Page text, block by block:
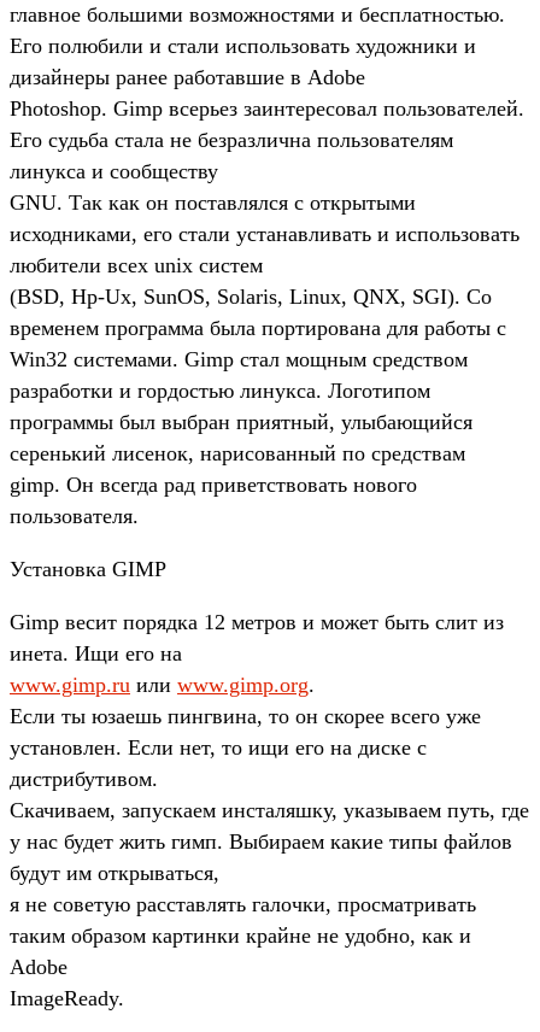
главное большими возможностями и бесплатностью.
Его полюбили и стали использовать художники и
дизайнеры ранее работавшие в Adobe
Photoshop. Gimp всерьез заинтересовал пользователей.
Его судьба стала не безразлична пользователям
линукса и сообществу
GNU. Так как он поставлялся с открытыми
исходниками, его стали устанавливать и использовать
любители всех unix систем
(BSD, Hp-Ux, SunOS, Solaris, Linux, QNX, SGI). Со
временем программа была портирована для работы с
Win32 системами. Gimp стал мощным средством
разработки и гордостью линукса. Логотипом
программы был выбран приятный, улыбающийся
серенький лисенок, нарисованный по средствам
gimp. Он всегда рад приветствовать нового
пользователя.
Установка GIMP
Gimp весит порядка 12 метров и может быть слит из
инета. Ищи его на
www.gimp.ru или www.gimp.org.
Если ты юзаешь пингвина, то он скорее всего уже
установлен. Если нет, то ищи его на диске с
дистрибутивом.
Скачиваем, запускаем инсталяшку, указываем путь, где
у нас будет жить гимп. Выбираем какие типы файлов
будут им открываться,
я не советую расставлять галочки, просматривать
таким образом картинки крайне не удобно, как и
Adobe
ImageReady.